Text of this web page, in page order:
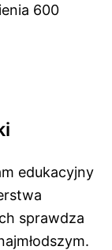
600
edukacyjny
sprawdza